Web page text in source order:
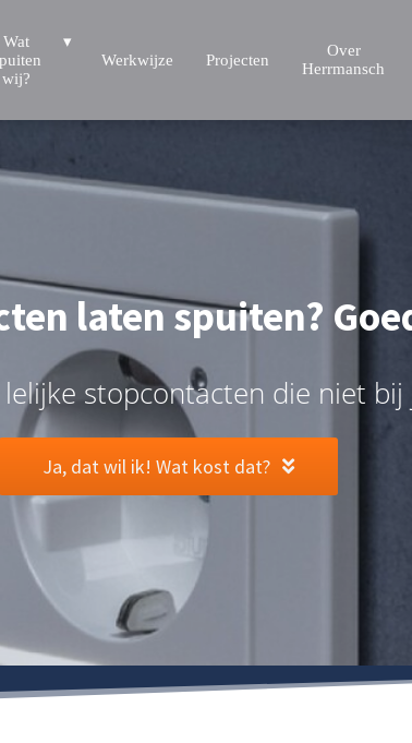
Wat
wij?
Werkwijze Projecten
Over
Herrmansch
laten spuiten?
stopcontacten die niet
Ja, dat wil ik! Wat kost dat?